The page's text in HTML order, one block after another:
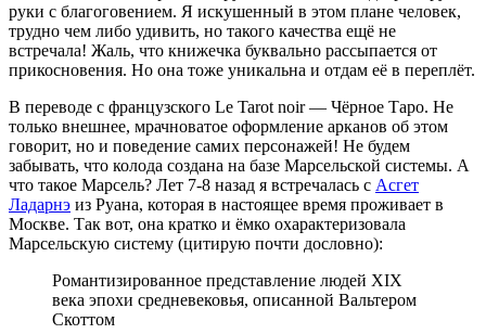
руки с благоговением. Я искушенный в этом плане человек,
трудно чем либо удивить, но такого качества ещё не
встречала! Жаль, что книжечка буквально рассыпается от
прикосновения. Но она тоже уникальна и отдам её в переплёт.
В переводе с французского Le Tarot noir — Чёрное Таро. Не
только внешнее, мрачноватое оформление арканов об этом
говорит, но и поведение самих персонажей! Не будем
забывать, что колода создана на базе Марсельской системы. А
что такое Марсель? Лет 7-8 назад я встречалась с Асгет
Ладарнэ из Руана, которая в настоящее время проживает в
Москве. Так вот, она кратко и ёмко охарактеризовала
Марсельскую систему (цитирую почти дословно):
Романтизированное представление людей XIX
века эпохи средневековья, описанной Вальтером
Скоттом